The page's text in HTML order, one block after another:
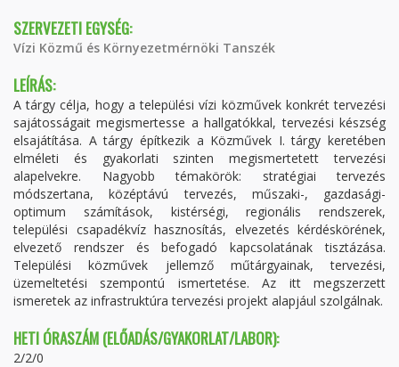
SZERVEZETI EGYSÉG:
Vízi Közmű és Környezetmérnöki Tanszék
LEÍRÁS:
A tárgy célja, hogy a települési vízi közművek konkrét tervezési
sajátosságait megismertesse a hallgatókkal, tervezési készség
elsajátítása. A tárgy építkezik a Közművek I. tárgy keretében
elméleti és gyakorlati szinten megismertetett tervezési
alapelvekre. Nagyobb témakörök: stratégiai tervezés
módszertana, középtávú tervezés, műszaki-, gazdasági-
optimum számítások, kistérségi, regionális rendszerek,
települési csapadékvíz hasznosítás, elvezetés kérdéskörének,
elvezető rendszer és befogadó kapcsolatának tisztázása.
Települési közművek jellemző műtárgyainak, tervezési,
üzemeltetési szempontú ismertetése. Az itt megszerzett
ismeretek az infrastruktúra tervezési projekt alapjául szolgálnak.
HETI ÓRASZÁM (ELŐADÁS/GYAKORLAT/LABOR):
2/2/0